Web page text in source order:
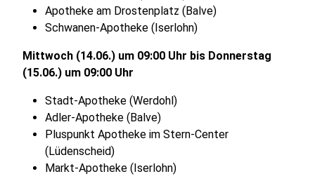
Apotheke am Drostenplatz (Balve)
Schwanen-Apotheke (Iserlohn)
Mittwoch (14.06.) um 09:00 Uhr bis Donnerstag
(15.06.) um 09:00 Uhr
Stadt-Apotheke (Werdohl)
Adler-Apotheke (Balve)
Pluspunkt Apotheke im Stern-Center
(Lüdenscheid)
Markt-Apotheke (Iserlohn)